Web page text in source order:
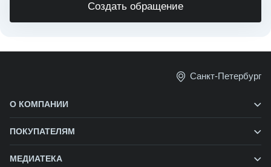
Создать обращение
Санкт-Петербург
О КОМПАНИИ
ПОКУПАТЕЛЯМ
МЕДИАТЕКА